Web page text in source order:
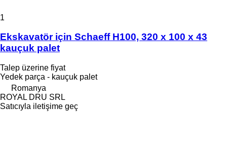
1
Ekskavatör için Schaeff H100, 320 x 100 x 43
kauçuk palet
Talep üzerine fiyat
Yedek parça - kauçuk palet
Romanya
ROYAL DRU SRL
Satıcıyla iletişime geç